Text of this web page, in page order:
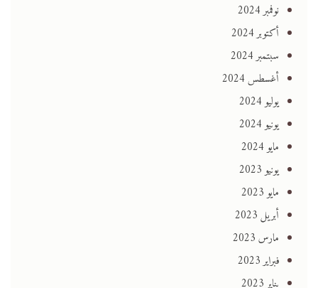
نوفمبر 2024
أكتوبر 2024
سبتمبر 2024
أغسطس 2024
يوليو 2024
يونيو 2024
مايو 2024
يونيو 2023
مايو 2023
أبريل 2023
مارس 2023
فبراير 2023
يناير 2023